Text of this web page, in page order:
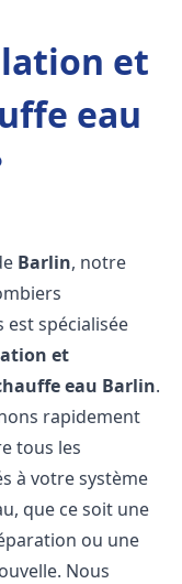
et
eau
Barlin, notre
est spécialisée
et
eau Barlin.
rapidement
tous les
à votre système
que ce soit une
ou une
Nous